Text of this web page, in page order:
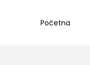
Početna